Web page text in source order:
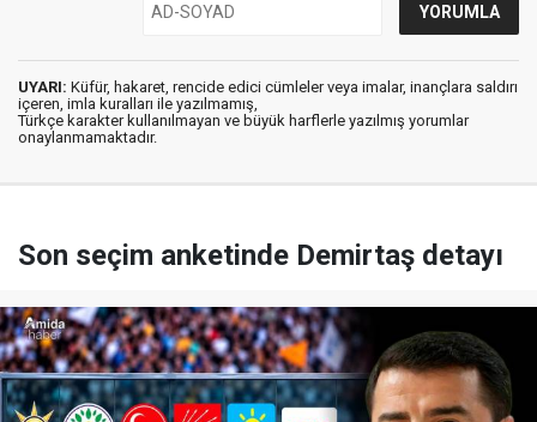
UYARI: Küfür, hakaret, rencide edici cümleler veya imalar, inançlara saldırı
içeren, imla kuralları ile yazılmamış,
Türkçe karakter kullanılmayan ve büyük harflerle yazılmış yorumlar
onaylanmamaktadır.
Son seçim anketinde Demirtaş detayı